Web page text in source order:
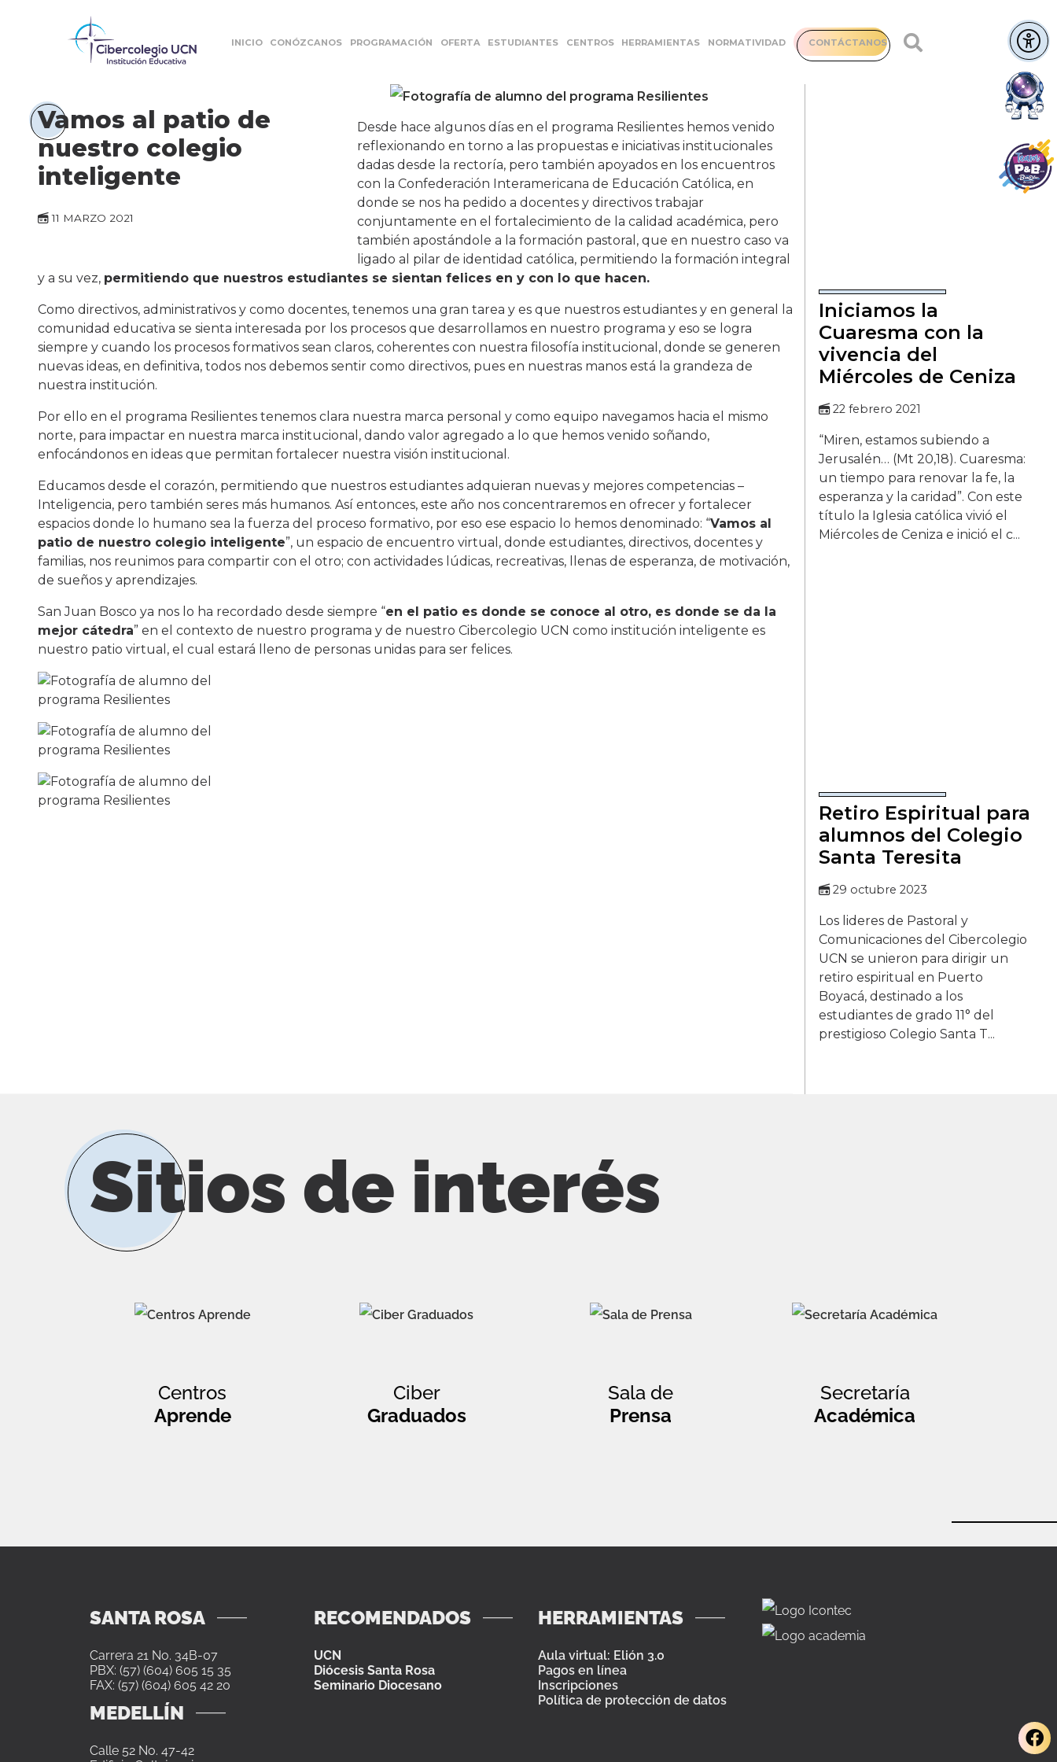
INICIO CONÓZCANOS PROGRAMACIÓN OFERTA ESTUDIANTES CENTROS HERRAMIENTAS NORMATIVIDAD CONTÁCTANOS
Vamos al patio de
nuestro colegio
inteligente
11 MARZO 2021
Desde hace algunos días en el programa Resilientes hemos venido
reflexionando en torno a las propuestas e iniciativas institucionales
dadas desde la rectoría, pero también apoyados en los encuentros
con la Confederación Interamericana de Educación Católica, en
donde se nos ha pedido a docentes y directivos trabajar
conjuntamente en el fortalecimiento de la calidad académica, pero
también apostándole a la formación pastoral, que en nuestro caso va
ligado al pilar de identidad católica, permitiendo la formación integral
y a su vez, permitiendo que nuestros estudiantes se sientan felices en y con lo que hacen.
Como directivos, administrativos y como docentes, tenemos una gran tarea y es que nuestros estudiantes y en general la
comunidad educativa se sienta interesada por los procesos que desarrollamos en nuestro programa y eso se logra
siempre y cuando los procesos formativos sean claros, coherentes con nuestra filosofía institucional, donde se generen
nuevas ideas, en definitiva, todos nos debemos sentir como directivos, pues en nuestras manos está la grandeza de
nuestra institución.
Por ello en el programa Resilientes tenemos clara nuestra marca personal y como equipo navegamos hacia el mismo
norte, para impactar en nuestra marca institucional, dando valor agregado a lo que hemos venido soñando,
enfocándonos en ideas que permitan fortalecer nuestra visión institucional.
Educamos desde el corazón, permitiendo que nuestros estudiantes adquieran nuevas y mejores competencias –
Inteligencia, pero también seres más humanos. Así entonces, este año nos concentraremos en ofrecer y fortalecer
espacios donde lo humano sea la fuerza del proceso formativo, por eso ese espacio lo hemos denominado: “Vamos al
patio de nuestro colegio inteligente”, un espacio de encuentro virtual, donde estudiantes, directivos, docentes y
familias, nos reunimos para compartir con el otro; con actividades lúdicas, recreativas, llenas de esperanza, de motivación,
de sueños y aprendizajes.
San Juan Bosco ya nos lo ha recordado desde siempre “en el patio es donde se conoce al otro, es donde se da la
mejor cátedra” en el contexto de nuestro programa y de nuestro Cibercolegio UCN como institución inteligente es
nuestro patio virtual, el cual estará lleno de personas unidas para ser felices.
Iniciamos la
Cuaresma con la
vivencia del
Miércoles de Ceniza
22 febrero 2021
“Miren, estamos subiendo a
Jerusalén… (Mt 20,18). Cuaresma:
un tiempo para renovar la fe, la
esperanza y la caridad”. Con este
título la Iglesia católica vivió el
Miércoles de Ceniza e inició el c...
Retiro Espiritual para
alumnos del Colegio
Santa Teresita
29 octubre 2023
Los lideres de Pastoral y
Comunicaciones del Cibercolegio
UCN se unieron para dirigir un
retiro espiritual en Puerto
Boyacá, destinado a los
estudiantes de grado 11° del
prestigioso Colegio Santa T...
Sitios de interés
Centros
Aprende
Ciber
Graduados
Sala de
Prensa
Secretaría
Académica
SANTA ROSA
Carrera 21 No. 34B-07
PBX: (57) (604) 605 15 35
FAX: (57) (604) 605 42 20
MEDELLÍN
Calle 52 No. 47-42
RECOMENDADOS
UCN
Diócesis Santa Rosa
Seminario Diocesano
HERRAMIENTAS
Aula virtual: Elión 3.0
Pagos en línea
Inscripciones
Política de protección de datos